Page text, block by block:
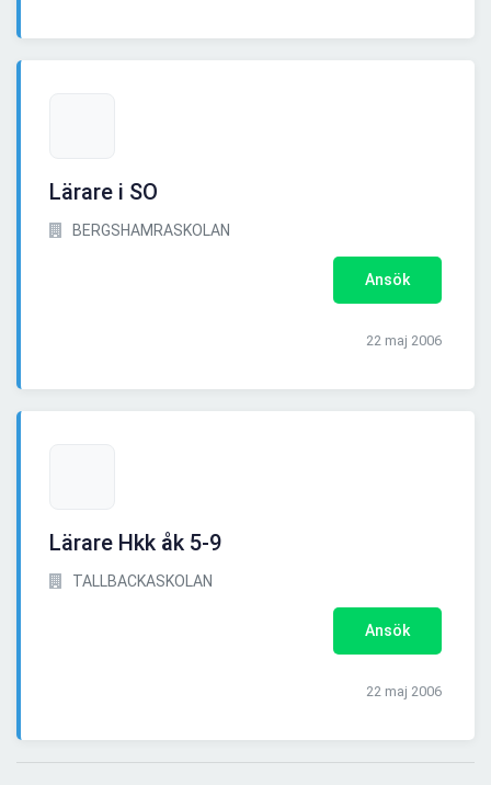
Lärare i SO
BERGSHAMRASKOLAN
Ansök
22 maj 2006
Lärare Hkk åk 5-9
TALLBACKASKOLAN
Ansök
22 maj 2006